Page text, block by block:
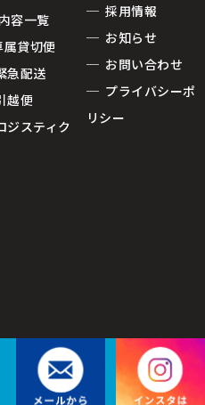
容一覧
貸切便
配送
便
スティク
─ 採用情報
─ お知らせ
─ お問い合わせ
─ プライバシーポ
リシー
All rights reserved.